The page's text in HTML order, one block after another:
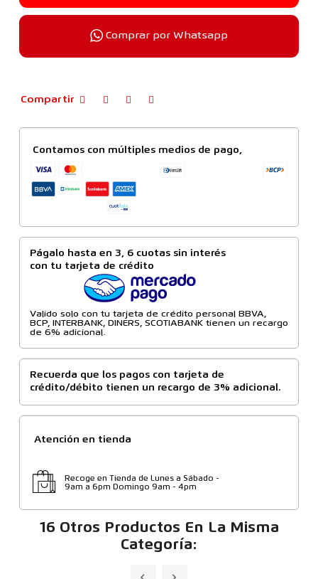
Comprar por Whatsapp
Compartir
Contamos con múltiples medios de pago,
Págalo hasta en 3, 6 cuotas sin interés
con tu tarjeta de crédito
Valido solo con tu tarjeta de crédito personal BBVA,
BCP, INTERBANK, DINERS, SCOTIABANK tienen un recargo
de 6% adicional.
Recuerda que los pagos con tarjeta de
crédito/débito tienen un recargo de 3% adicional.
Atención en tienda
Recoge en Tienda de Lunes a Sábado -
9am a 6pm Domingo 9am - 4pm
16 Otros Productos En La Misma
Categoría: